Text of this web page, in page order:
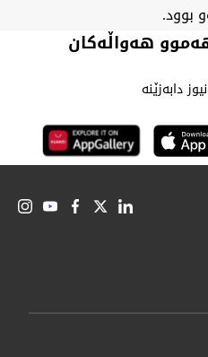
بوود.
هەواڵەکان
دابەزێنە